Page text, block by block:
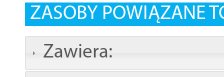
ZASOBY POWIĄZANE
Zawiera: